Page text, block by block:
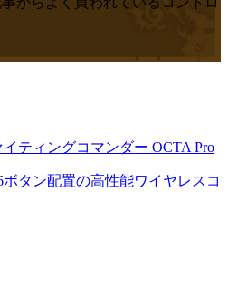
ティングコマンダー OCTA Pro
タン配置の高性能ワイヤレスコ